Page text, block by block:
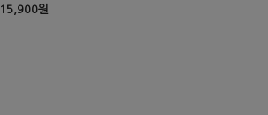
15,900원